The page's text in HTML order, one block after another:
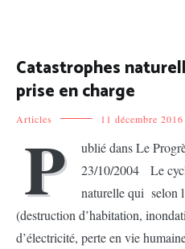
Catastrophes
prise en charge
Articles 11 décembre 2016
P
ublié dans Le
23/10/2004 Le
naturelle qui selon
(destruction d’habitation,
d’électricité, perte en vie